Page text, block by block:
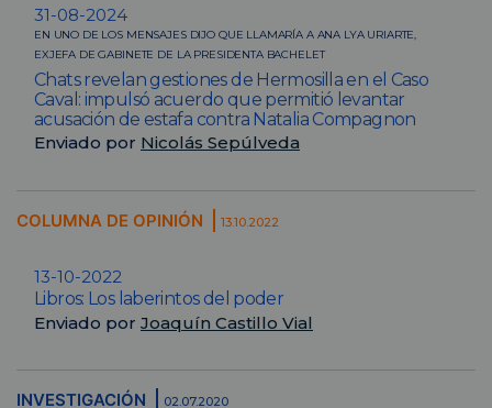
31-08-2024
EN UNO DE LOS MENSAJES DIJO QUE LLAMARÍA A ANA LYA URIARTE,
EXJEFA DE GABINETE DE LA PRESIDENTA BACHELET
Chats revelan gestiones de Hermosilla en el Caso
Caval: impulsó acuerdo que permitió levantar
acusación de estafa contra Natalia Compagnon
Enviado por Nicolás Sepúlveda
COLUMNA DE OPINIÓN 13.10.2022
13-10-2022
Libros: Los laberintos del poder
Enviado por Joaquín Castillo Vial
INVESTIGACIÓN 02.07.2020